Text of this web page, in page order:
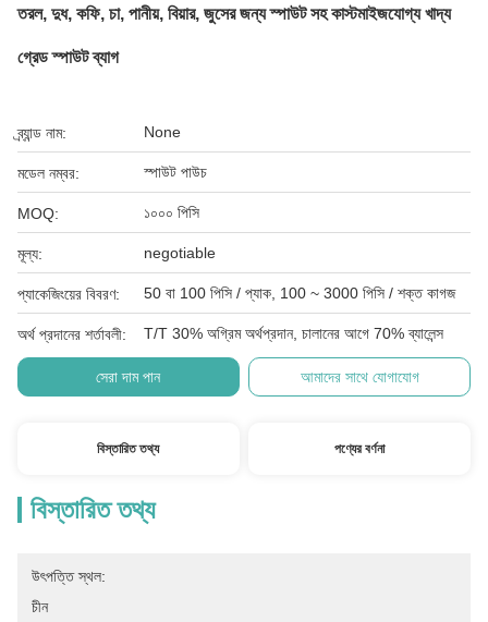
তরল, দুধ, কফি, চা, পানীয়, বিয়ার, জুসের জন্য স্পাউট সহ কাস্টমাইজযোগ্য খাদ্য
গ্রেড স্পাউট ব্যাগ
ব্র্যান্ড নাম: None
মডেল নম্বর: স্পাউট পাউচ
MOQ: ১০০০ পিসি
মূল্য: negotiable
প্যাকেজিংয়ের বিবরণ: 50 বা 100 পিসি / প্যাক, 100 ~ 3000 পিসি / শক্ত কাগজ
অর্থ প্রদানের শর্তাবলী: T/T 30% অগ্রিম অর্থপ্রদান, চালানের আগে 70% ব্যালেন্স
সেরা দাম পান আমাদের সাথে যোগাযোগ
বিস্তারিত তথ্য পণ্যের বর্ণনা
বিস্তারিত তথ্য
উৎপত্তি স্থল:
চীন